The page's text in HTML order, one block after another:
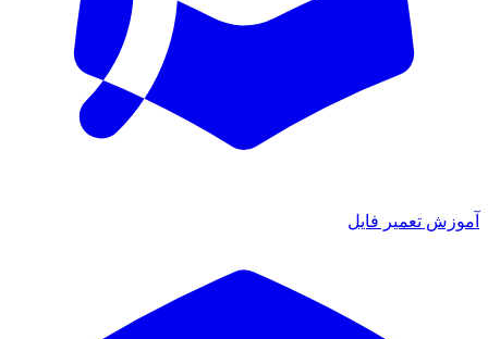
تعمیر فایل